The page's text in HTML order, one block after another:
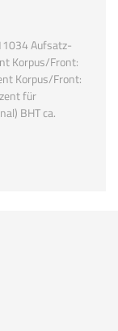
Aufsatz-
Korpus/Front:
Korpus/Front:
für
BHT ca.